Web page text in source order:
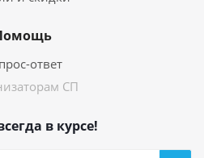
ответ
СП
в курсе!